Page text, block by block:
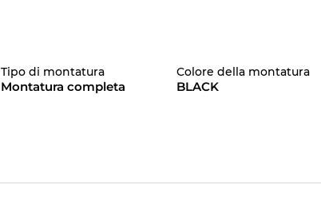
Tipo di montatura
Montatura completa
Colore della montatura
BLACK